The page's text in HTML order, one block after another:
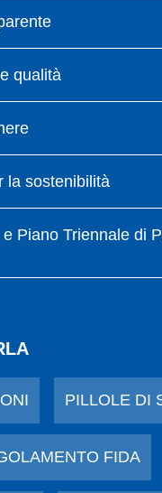
qualità
la sostenibilità
Piano Triennale di
PILLOLE DI
FIDA